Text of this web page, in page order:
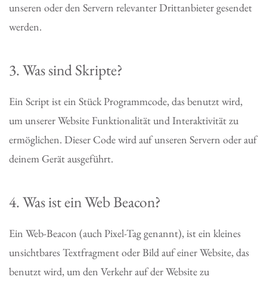
unseren oder den Servern relevanter Drittanbieter gesendet
werden.
3. Was sind Skripte?
Ein Script ist ein Stück Programmcode, das benutzt wird,
um unserer Website Funktionalität und Interaktivität zu
ermöglichen. Dieser Code wird auf unseren Servern oder auf
deinem Gerät ausgeführt.
4. Was ist ein Web Beacon?
Ein Web-Beacon (auch Pixel-Tag genannt), ist ein kleines
unsichtbares Textfragment oder Bild auf einer Website, das
benutzt wird, um den Verkehr auf der Website zu